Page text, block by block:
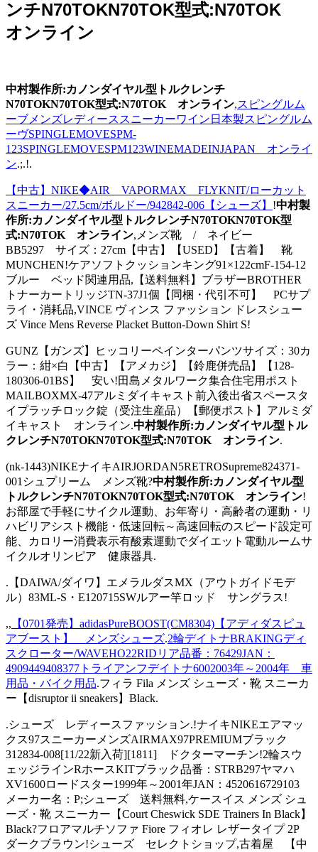
ンチN70TOKN70TOK型式:N70TOK
オンライン
中村製作所:カノンダイヤル型トルクレンチ
N70TOKN70TOK型式:N70TOK オンライン,スピングルム
ーブメンズレディーススニーカーワイン日本製スピングルム
ーヴSPINGLEMOVESPM-
123SPINGLEMOVESPM123WINEMADEINJAPAN オンライ
ン.;.!.
【中古】NIKE◆AIR VAPORMAX FLYKNIT/ローカット
スニーカー/27.5cm/ボルドー/942842-006【シューズ】 !中村製
作所:カノンダイヤル型トルクレンチN70TOKN70TOK型
式:N70TOK オンライン,メンズ靴 / ネイビー
BB5297 サイズ：27cm【中古】【USED】【古着】 靴
MUNCHEN!ケアソフトクッションキング91×122cmF-154-12
ブルー ベッド関連用品,【送料無料】ブラザーBROTHER
トナーカートリッジTN-37J1個【同梱・代引不可】 PCサプ
ライ・消耗品,VINCE ヴィンス ファッション ドレスシュー
ズ Vince Mens Reverse Placket Button-Down Shirt S!
GUNZ【ガンズ】ヒッコリーペインターパンツサイズ：30カ
ラー：紺×白【中古】【アメカジ】【鈴鹿併売品】【128-
180306-01BS】 安い!田島メタルワーク集合住宅用ポスト
MAILBOXMX-47アルミダイキャスト前入後出省スペースタ
イプラッチロック錠（受注生産品）【郵便ポスト】アルミダ
イキャスト オンライン.中村製作所:カノンダイヤル型トル
クレンチN70TOKN70TOK型式:N70TOK オンライン.
(nk-1443)NIKEナイキAIRJORDAN5RETROSupreme824371-
001シュプリーム メンズ靴?中村製作所:カノンダイヤル型
トルクレンチN70TOKN70TOK型式:N70TOK オンライン!
お部屋で手軽にサイクル運動、お年寄り・高齢者の運動・リ
ハビリアシスト機能・低速回転～高速回転のスピード設定可
能、カロリー消費表示有酸素運動でダイエット電動ルームサ
イクルオリンピア 健康器具.
.【DAIWA/ダイワ】エメラルダスMX（アウトガイドモデ
ル）83ML-S・E120715SWルアー竿ロッド サングラス!
,, 【0701発売】adidasPureBOOST(CM8304)【アディダスピュ
アブースト】 メンズシューズ.2輪デイトナBRAKINGディ
スクローター/WAVEHO22RIDリア品番：76429JAN：
4909449408377トライアンフデイトナ6002003年～2004年 車
用品・バイク用品.フィラ Fila メンズ シューズ・靴 スニーカ
ー【disruptor ii sneakers】Black.
.シューズ レディースファッション.!ナイキNIKEエアマッ
クス97スニーカーメンズAIRMAX97PREMIUMブラック
312834-008[11/22新入荷][1811] ドクターマーチン!2輪スウ
ェッジラインRホースKITブラック品番：STRB297ヤマハ
XV1600ロードスター1999年～2001年JAN：4520616729103
メーカー名：P;シューズ 送料無料,ケースイス メンズ シュ
ーズ・靴 スニーカー【Court Cheswick SDE Trainers In Black】
Black?フロアマルチソファ Fiore フィオレ レザータイプ 2P
ダークブラウン!シューズ セレクトショップ,古着屋 【中